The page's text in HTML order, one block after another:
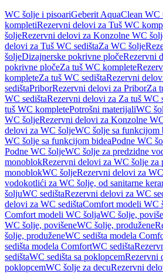
WC šolje i pisoariGeberit AquaClean WC
kompletiRezervni delovi za Tuš WC
šoljeRezervni delovi za Konzolne WC
delovi za Tuš WC sedištaZa WC šolje
šoljeDizajnerske pokrivne pločeRezervni
pokrivne pločeZa tuš WC komplete
kompleteZa tuš WC sedištaRezervni
sedištaPriborRezervni delovi za PriborZa
WC sedištaRezervni delovi za Za tuš WC
tuš WC kompletePotrošni materijaliWC
WC šoljeRezervni delovi za Konzolne
delovi za WC šoljeWC šolje sa funkcijom
WC šolje sa funkcijom bideaPodne WC
Podne WC šoljeWC šolje za predzidne
monoblokRezervni delovi za WC šolje za
monoblokWC šoljeRezervni delovi za
vodokotlići za WC šolje, od sanitarne
šoljuWC sedištaRezervni delovi za WC
delovi za WC sedištaComfort modeli WC
Comfort modeli WC šoljaWC šolje,
WC šolje, povišeneWC šolje, produžene
šolje, produženeWC sedišta modela
sedišta modela ComfortWC sedišta
sedištaWC sedišta sa poklopcemRezervni
poklopcemWC šolje za decuRezervni